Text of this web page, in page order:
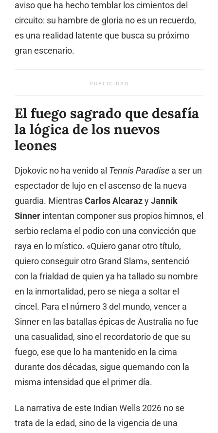
aviso que ha hecho temblar los cimientos del
circuito: su hambre de gloria no es un recuerdo,
es una realidad latente que busca su próximo
gran escenario.
PUBLICIDAD
El fuego sagrado que desafía
la lógica de los nuevos
leones
Djokovic no ha venido al Tennis Paradise a ser un
espectador de lujo en el ascenso de la nueva
guardia. Mientras Carlos Alcaraz y Jannik
Sinner intentan componer sus propios himnos, el
serbio reclama el podio con una convicción que
raya en lo místico. «Quiero ganar otro título,
quiero conseguir otro Grand Slam», sentenció
con la frialdad de quien ya ha tallado su nombre
en la inmortalidad, pero se niega a soltar el
cincel. Para el número 3 del mundo, vencer a
Sinner en las batallas épicas de Australia no fue
una casualidad, sino el recordatorio de que su
fuego, ese que lo ha mantenido en la cima
durante dos décadas, sigue quemando con la
misma intensidad que el primer día.
La narrativa de este Indian Wells 2026 no se
trata de la edad, sino de la vigencia de una